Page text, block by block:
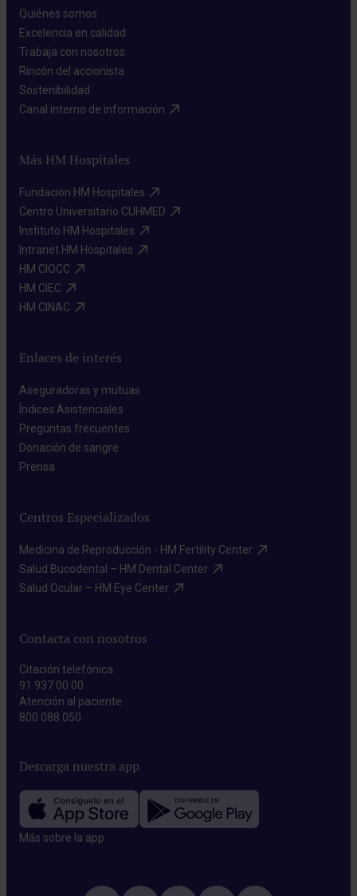
Quiénes somos​
Excelencia en calidad​
Trabaja con nosotros​
Rincón del accionista​
Sostenibilidad​
Canal interno de información​
Más HM Hospitales
Fundación HM Hospitales​
Centro Universitario CUHMED​
Instituto HM Hospitales​
Intranet HM Hospitales​
HM CIOCC​
HM CIEC​
HM CINAC​
Enlaces de interés
Aseguradoras y mutuas​
Índices Asistenciales​
Preguntas frecuentes​
Donación de sangre​
Prensa​
Centros Especializados
Medicina de Reproducción - HM Fertility Center​
Salud Bucodental – HM Dental Center​
Salud Ocular – HM Eye Center​
Contacta con nosotros
Citación telefónica
91 937 00 00
Atención al paciente
800 088 050
Descarga nuestra app
Más sobre la app​